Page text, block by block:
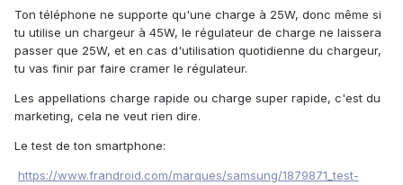
Ton téléphone ne supporte qu'une charge à 25W, donc même si
tu utilise un chargeur à 45W, le régulateur de charge ne laissera
passer que 25W, et en cas d'utilisation quotidienne du chargeur,
tu vas finir par faire cramer le régulateur.
Les appellations charge rapide ou charge super rapide, c'est du
marketing, cela ne veut rien dire.
Le test de ton smartphone:
https://www.frandroid.com/marques/samsung/1879871_test-